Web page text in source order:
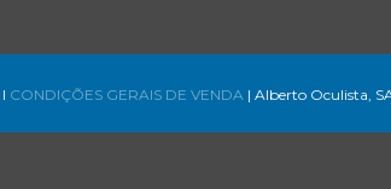
l CONDIÇÕES GERAIS DE VENDA | Alberto Oculista,